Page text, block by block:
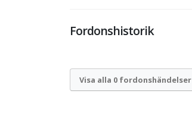
Fordonshistorik
Visa alla 0 fordonshändelser